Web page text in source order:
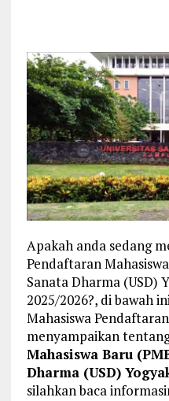
Apakah anda sedang
Pendaftaran
Sanata Dharma (USD)
2025/2026?, di bawah
Mahasiswa
menyampaikan
Mahasiswa Baru
Dharma (USD)
silahkan baca